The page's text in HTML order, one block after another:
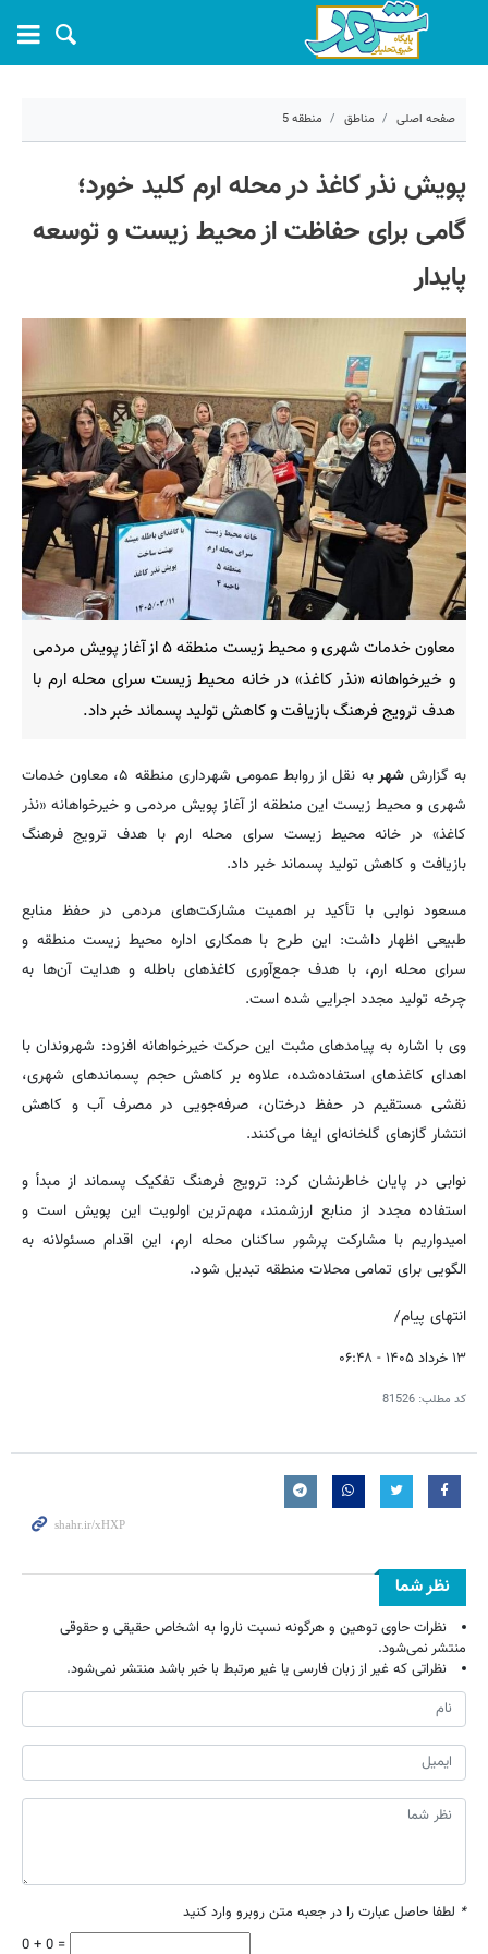
صفحه اصلی مناطق منطقه 5
پویش نذر کاغذ در محله ارم کلید خورد؛
گامی برای حفاظت از محیط زیست و توسعه
پایدار
معاون خدمات شهری و محیط زیست منطقه ۵ از آغاز پویش مردمی
و خیرخواهانه «نذر کاغذ» در خانه محیط زیست سرای محله ارم با
هدف ترویج فرهنگ بازیافت و کاهش تولید پسماند خبر داد.
به گزارششهر
به نقل از روابط عمومی شهرداری منطقه ۵، معاون خدمات
شهری و محیط زیست این منطقه از آغاز پویش مردمی و خیرخواهانه «نذر
کاغذ» در خانه محیط زیست سرای محله ارم با هدف ترویج فرهنگ
بازیافت و کاهش تولید پسماند خبر داد.
مسعود نوابی با تأکید بر اهمیت مشارکت‌های مردمی در حفظ منابع
طبیعی اظهار داشت: این طرح با همکاری اداره محیط زیست منطقه و
سرای محله ارم، با هدف جمع‌آوری کاغذهای باطله و هدایت آن‌ها به
چرخه تولید مجدد اجرایی شده است.
وی با اشاره به پیامدهای مثبت این حرکت خیرخواهانه افزود: شهروندان با
اهدای کاغذهای استفاده‌شده، علاوه بر کاهش حجم پسماندهای شهری،
نقشی مستقیم در حفظ درختان، صرفه‌جویی در مصرف آب و کاهش
انتشار گازهای گلخانه‌ای ایفا می‌کنند.
نوابی در پایان خاطرنشان کرد: ترویج فرهنگ تفکیک پسماند از مبدأ و
استفاده مجدد از منابع ارزشمند، مهم‌ترین اولویت این پویش است و
امیدواریم با مشارکت پرشور ساکنان محله ارم، این اقدام مسئولانه به
الگویی برای تمامی محلات منطقه تبدیل شود.
انتهای پیام/
۱۳ خرداد ۱۴۰۵ - ۰۶:۴۸
کد مطلب: 81526
نظر شما
نظرات حاوی توهین و هرگونه نسبت ناروا به اشخاص حقیقی و حقوقی
منتشر نمی‌شود.
نظراتی که غیر از زبان فارسی یا غیر مرتبط با خبر باشد منتشر نمی‌شود.
* لطفا حاصل عبارت را در جعبه متن روبرو وارد کنید
0 + 0 =